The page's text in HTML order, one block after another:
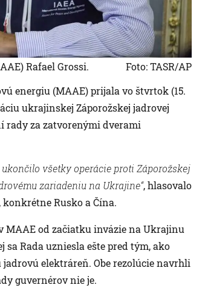
Rafael Grossi.
Foto: TASR/AP
energiu (MAAE) prijala vo štvrtok (15.
ukrajinskej Záporožskej jadrovej
rady za zatvorenými dverami
všetky operácie proti Záporožskej
zariadeniu na Ukrajine“, hlasovalo
konkrétne Rusko a Čína.
MAAE od začiatku invázie na Ukrajinu
sa Rada uzniesla ešte pred tým, ako
elektráreň. Obe rezolúcie navrhli
guvernérov nie je.